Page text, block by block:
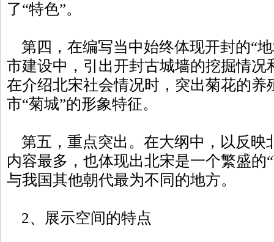
了“特色”。
第四，在编写当中始终体现开封的“
市建设中，引出开封古城墙的挖掘情况
在介绍北宋社会情况时，突出菊花的养
市“菊城”的形象特征。
第五，重点突出。在大纲中，以反映
内容最多，也体现出北宋是一个繁盛的
与我国其他朝代最为不同的地方。
2、展示空间的特点